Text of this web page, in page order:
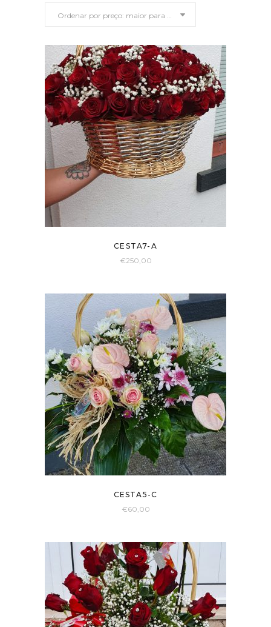
maior
para
menor
Ordenar por preço: maior para menor
CESTA7-A
€250,00
CESTA5-C
€60,00